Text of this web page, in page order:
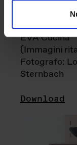
EVA Cucina
(Immagini
Fotografo:
Sternbach
Download